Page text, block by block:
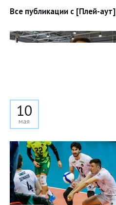
Все публикации с [Плей-аут]
10
мая